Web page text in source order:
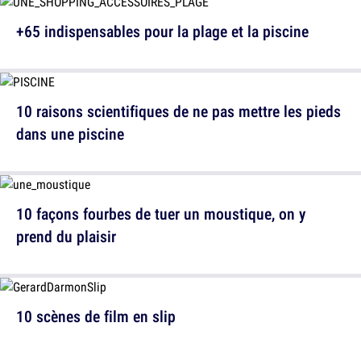
10 raisons scientifiques de ne pas mettre les pieds
dans une piscine
10 scènes de film en slip
+65 indispensables pour la plage et la piscine
10 façons fourbes de tuer un moustique, on y
prend du plaisir